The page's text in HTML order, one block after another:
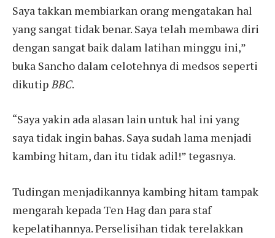
Saya takkan membiarkan orang mengatakan hal
yang sangat tidak benar. Saya telah membawa diri
dengan sangat baik dalam latihan minggu ini,”
buka Sancho dalam celotehnya di medsos seperti
dikutip BBC.
“Saya yakin ada alasan lain untuk hal ini yang
saya tidak ingin bahas. Saya sudah lama menjadi
kambing hitam, dan itu tidak adil!” tegasnya.
Tudingan menjadikannya kambing hitam tampak
mengarah kepada Ten Hag dan para staf
kepelatihannya. Perselisihan tidak terelakkan